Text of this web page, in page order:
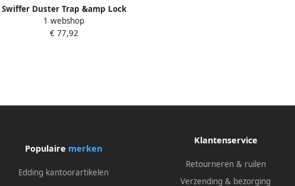
Swiffer Duster Trap &amp Lock
navullingen x10
1 webshop
€ 77,92
Populaire merken
Edding kantoorartikelen
Klantenservice
Retourneren & ruilen
Verzending & bezorging